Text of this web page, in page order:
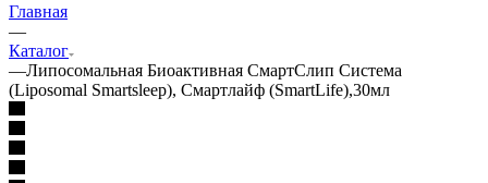
Главная
—
Каталог
—Липосомальная Биоактивная СмартСлип Система
(Liposomal Smartsleep), Смартлайф (SmartLife),30мл